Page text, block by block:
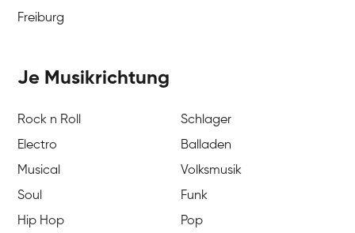
Freiburg
Je Musikrichtung
Rock n Roll
Schlager
Electro
Balladen
Musical
Volksmusik
Soul
Funk
Hip Hop
Pop